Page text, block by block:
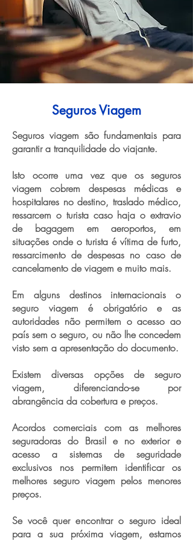
Seguros Viagem
Seguros viagem são fundamentais para
garantir a tranquilidade do viajante.
Isto ocorre uma vez que os seguros
viagem cobrem despesas médicas e
hospitalares no destino, traslado médico,
ressarcem o turista caso haja o extravio
de bagagem em aeroportos, em
situações onde o turista é vítima de furto,
ressarcimento de despesas no caso de
cancelamento de viagem e muito mais.
Em alguns destinos internacionais o
seguro viagem é obrigatório e as
autoridades não permitem o acesso ao
país sem o seguro, ou não lhe concedem
visto sem a apresentação do documento.
Existem diversas opções de seguro
viagem, diferenciando-se por
abrangência da cobertura e preços.
Acordos comerciais com as melhores
seguradoras do Brasil e no exterior e
acesso a sistemas de seguridade
exclusivos nos permitem identificar os
melhores seguro viagem pelos menores
preços.
Se você quer encontrar o seguro ideal
para a sua próxima viagem, estamos